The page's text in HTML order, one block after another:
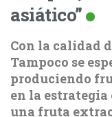
asiático”
Con la calidad
Tampoco se
produciendo
en la
una fruta